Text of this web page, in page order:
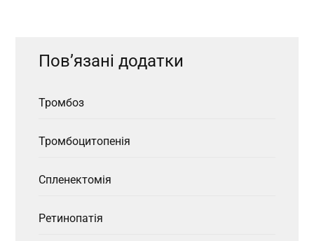
Пов’язані додатки
Тромбоз
Тромбоцитопенія
Спленектомія
Ретинопатія